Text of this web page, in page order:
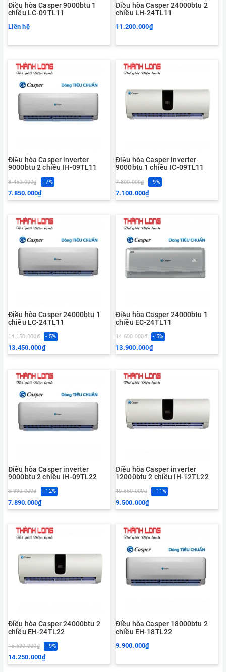
Điều hòa Casper 9000btu 1
chiều LC-09TL11
Liên hệ
Điều hòa Casper 24000btu 2
chiều LH-24TL11
11.200.000₫
Điều hòa Casper inverter
9000btu 2 chiều IH-09TL11
8.450.000₫ - 7%
7.850.000₫
Điều hòa Casper inverter
9000btu 1 chiều IC-09TL11
7.800.000₫ - 9%
7.100.000₫
Điều hòa Casper 24000btu 1
chiều LC-24TL11
14.150.000₫ - 5%
13.450.000₫
Điều hòa Casper 24000btu 1
chiều EC-24TL11
14.600.000₫ - 5%
13.900.000₫
Điều hòa Casper inverter
9000btu 2 chiều IH-09TL22
8.990.000₫ - 12%
7.890.000₫
Điều hòa Casper inverter
12000btu 2 chiều IH-12TL22
10.650.000₫ - 11%
9.500.000₫
Điều hòa Casper 24000btu 2
chiều EH-24TL22
15.690.000₫ - 9%
14.250.000₫
Điều hòa Casper 18000btu 2
chiều EH-18TL22
9.900.000₫